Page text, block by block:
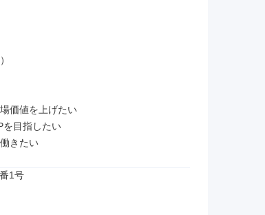
価値を上げたい
目指したい
きたい
1号